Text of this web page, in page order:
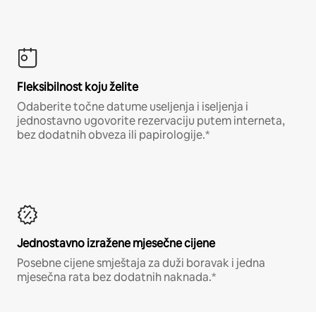
Fleksibilnost koju želite
Odaberite točne datume useljenja i iseljenja i
jednostavno ugovorite rezervaciju putem interneta,
bez dodatnih obveza ili papirologije.*
Jednostavno izražene mjesečne cijene
Posebne cijene smještaja za duži boravak i jedna
mjesečna rata bez dodatnih naknada.*